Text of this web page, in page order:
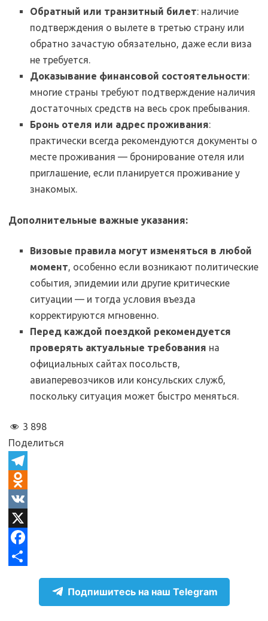
Обратный или транзитный билет: наличие
подтверждения о вылете в третью страну или
обратно зачастую обязательно, даже если виза
не требуется.
Доказывание финансовой состоятельности:
многие страны требуют подтверждение наличия
достаточных средств на весь срок пребывания.
Бронь отеля или адрес проживания:
практически всегда рекомендуются документы о
месте проживания — бронирование отеля или
приглашение, если планируется проживание у
знакомых.
Дополнительные важные указания:
Визовые правила могут изменяться в любой
момент, особенно если возникают политические
события, эпидемии или другие критические
ситуации — и тогда условия въезда
корректируются мгновенно.
Перед каждой поездкой рекомендуется
проверять актуальные требования на
официальных сайтах посольств,
авиаперевозчиков или консульских служб,
поскольку ситуация может быстро меняться.
3 898
Поделиться
T
e
e
g
O
d
n
o
V
KX
F
Подпишитесь на наш Telegram